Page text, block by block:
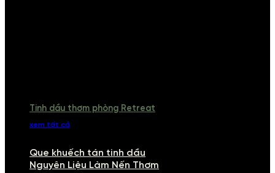
Tinh dầu thơm phòng Retreat
xem tất cả
Que khuếch tán tinh dầu
Nguyên Liệu Làm Nến Thơm